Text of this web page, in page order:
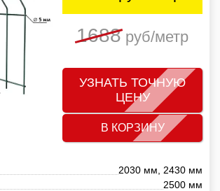
1688руб/метр
УЗНАТЬ ТОЧНУЮ
ЦЕНУ
В КОРЗИНУ
2030 мм, 2430 мм
2500 мм